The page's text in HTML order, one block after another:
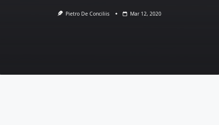
Pietro De Conciliis Mar 12, 2020